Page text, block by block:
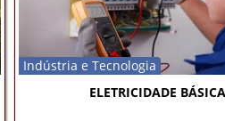
Indústria e Tecnologia
ELETRICIDADE BÁSICA